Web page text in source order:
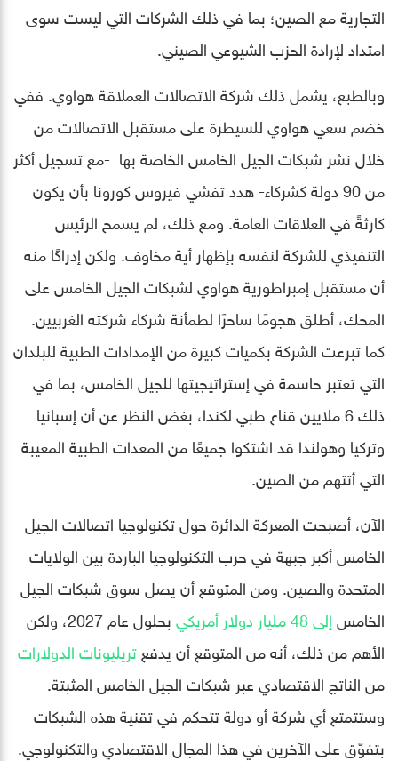
التجارية مع الصين؛ بما في ذلك الشركات التي ليست سوى
امتداد لإرادة الحزب الشيوعي الصيني.
وبالطبع، يشمل ذلك شركة الاتصالات العملاقة هواوي. ففي
خضم سعي هواوي للسيطرة على مستقبل الاتصالات من
خلال نشر شبكات الجيل الخامس الخاصة بها -مع تسجيل أكثر
من 90 دولة كشركاء- هدد تفشي فيروس كورونا بأن يكون
كارثةً في العلاقات العامة. ومع ذلك، لم يسمح الرئيس
التنفيذي للشركة لنفسه بإظهار أية مخاوف. ولكن إدراكًا منه
أن مستقبل إمبراطورية هواوي لشبكات الجيل الخامس على
المحك، أطلق هجومًا ساحرًا لطمأنة شركاء شركته الغربيين.
كما تبرعت الشركة بكميات كبيرة من الإمدادات الطبية للبلدان
التي تعتبر حاسمة في إستراتيجيتها للجيل الخامس، بما في
ذلك 6 ملايين قناع طبي لكندا، بغض النظر عن أن إسبانيا
وتركيا وهولندا قد اشتكوا جميعًا من المعدات الطبية المعيبة
التي أتتهم من الصين.
الآن، أصبحت المعركة الدائرة حول تكنولوجيا اتصالات الجيل
الخامس أكبر جبهة في حرب التكنولوجيا الباردة بين الولايات
المتحدة والصين. ومن المتوقع أن يصل سوق شبكات الجيل
الخامسإلى 48 مليار دولار أمريكي
بحلول عام 2027، ولكن
الأهم من ذلك، أنه من المتوقع أن يدفعتريليونات الدولارات
من الناتج الاقتصادي عبر شبكات الجيل الخامس المثبتة.
وستتمتع أي شركة أو دولة تتحكم في تقنية هذه الشبكات
بتفوّق على الآخرين في هذا المجال الاقتصادي والتكنولوجي.